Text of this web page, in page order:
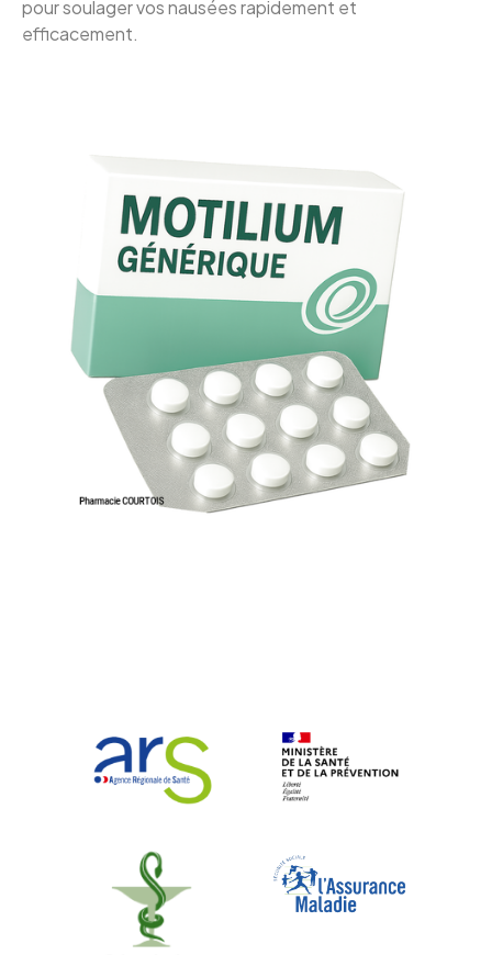
pour soulager vos nausées rapidement et
efficacement.